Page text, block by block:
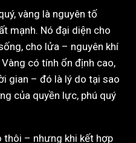
vàng là nguyên tố
mạnh. Nó đại diện cho
cho lửa – nguyên khí
có tính ổn định cao,
gian – đó là lý do tại sao
của quyền lực, phú quý
thôi – nhưng khi kết hợp